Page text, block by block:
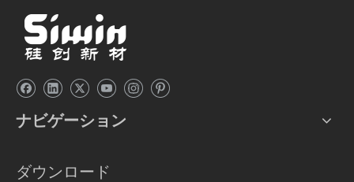
ナビゲーション
ダウンロード